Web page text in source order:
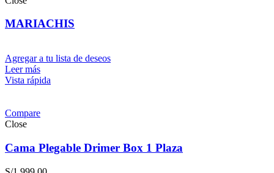
MARIACHIS
Agregar a tu lista de deseos
Leer más
Vista rápida
Compare
Close
Cama Plegable Drimer Box 1 Plaza